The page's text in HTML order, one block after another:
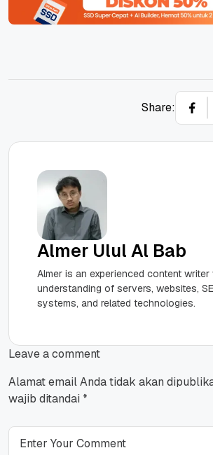
Share:
Almer Ulul Al Bab
Almer is an experienced content
understanding of servers, websites,
systems, and related technologies.
Leave a comment
Alamat email Anda tidak akan
wajib ditandai *